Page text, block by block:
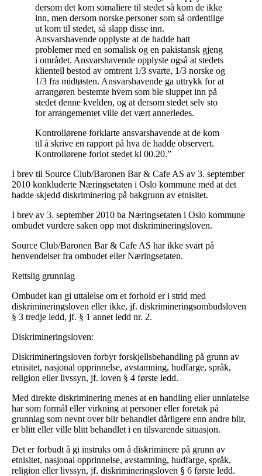
dersom det kom somaliere til stedet så kom de ikke
inn, men dersom norske personer som så ordentlige
ut kom til stedet, så slapp disse inn.
Ansvarshavende opplyste at de hadde hatt
problemer med en somalisk og en pakistansk gjeng
i området. Ansvarshavende opplyste også at stedets
klientell bestod av omtrent 1/3 svarte, 1/3 norske og
1/3 fra midtøsten. Ansvarshavende ga uttrykk for at
arrangøren bestemte hvem som ble sluppet inn på
stedet denne kvelden, og at dersom stedet selv sto
for arrangementet ville det vært annerledes.
Kontrollørene forklarte ansvarshavende at de kom
til å skrive en rapport på hva de hadde observert.
Kontrollørene forlot stedet kl 00.20.”
I brev til Source Club/Baronen Bar & Cafe AS av 3. september
2010 konkluderte Næringsetaten i Oslo kommune med at det
hadde skjedd diskriminering på bakgrunn av etnisitet.
I brev av 3. september 2010 ba Næringsetaten i Oslo kommune
ombudet vurdere saken opp mot diskrimineringsloven.
Source Club/Baronen Bar & Cafe AS har ikke svart på
henvendelser fra ombudet eller Næringsetaten.
Rettslig grunnlag
Ombudet kan gi uttalelse om et forhold er i strid med
diskrimineringsloven eller ikke, jf. diskrimineringsombudsloven
§ 3 tredje ledd, jf. § 1 annet ledd nr. 2.
Diskrimineringsloven:
Diskrimineringsloven forbyr forskjellsbehandling på grunn av
etnisitet, nasjonal opprinnelse, avstamning, hudfarge, språk,
religion eller livssyn, jf. loven § 4 første ledd.
Med direkte diskriminering menes at en handling eller unnlatelse
har som formål eller virkning at personer eller foretak på
grunnlag som nevnt over blir behandlet dårligere enn andre blir,
er blitt eller ville blitt behandlet i en tilsvarende situasjon.
Det er forbudt å gi instruks om å diskriminere på grunn av
etnisitet, nasjonal opprinnelse, avstamning, hudfarge, språk,
religion eller livssyn, jf. diskrimineringsloven § 6 første ledd.